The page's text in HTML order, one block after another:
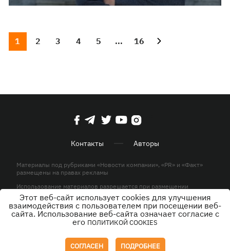
1 2 3 4 5 ... 16
Контакты Авторы
Материалы под рубриками «Новости компании», «PR» и «Факт»
размещены на правах рекламы
Использование материалов разрешается при размещении
активной гиперссылки на KP.UA в первом абзаце.
© ООО «ЮЛАВ МЕДИА»,2026. Все права защищены.
Этот веб-сайт использует cookies для улучшения
взаимодействия с пользователем при посещении веб-
сайта. Использование веб-сайта означает согласие с
его ПОЛИТИКОЙ COOKIES
СОГЛАСЕН ПОДРОБНЕЕ